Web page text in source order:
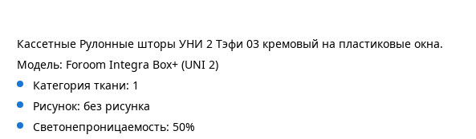
Кассетные Рулонные шторы УНИ 2 Тэфи 03 кремовый на пластиковые окна.
Модель: Foroom Integra Box+ (UNI 2)
Категория ткани: 1
Рисунок: без рисунка
Светонепроницаемость: 50%